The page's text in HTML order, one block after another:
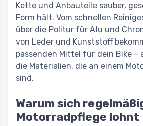
Kette und Anbauteile sauber,
Form hält. Vom schnellen
über die Politur für Alu und
von Leder und Kunststoff
passenden Mittel für dein Bike –
die Materialien, die an einem
sind.
Warum sich
Motorradpflege lohnt